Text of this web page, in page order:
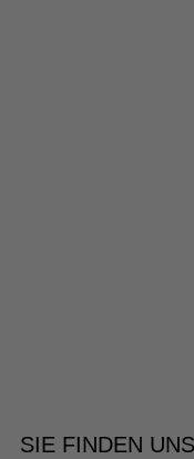
SIE FINDEN